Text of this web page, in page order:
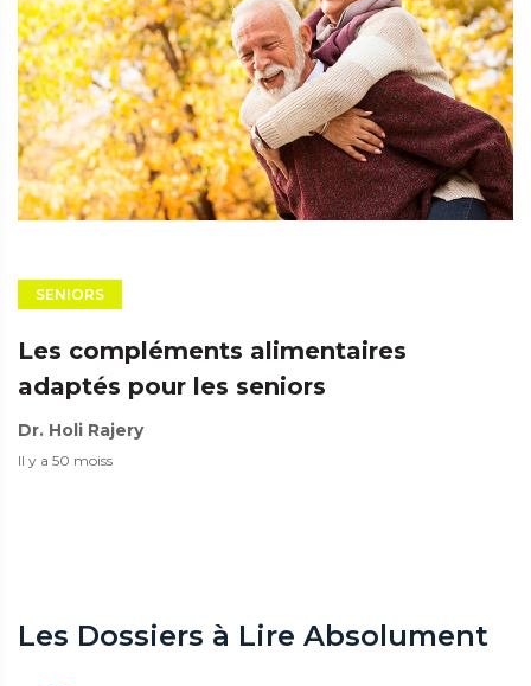
SENIORS
Les compléments alimentaires
adaptés pour les seniors
Dr. Holi Rajery
Il y a 50 moiss
Les Dossiers à Lire Absolument